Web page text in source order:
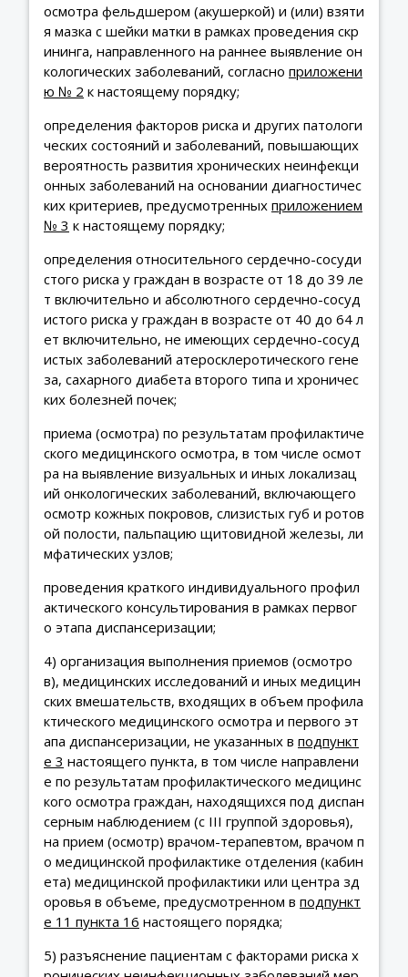
осмотра фельдшером (акушеркой) и (или) взяти
я мазка с шейки матки в рамках проведения скр
ининга, направленного на раннее выявление он
кологических заболеваний, согласно приложени
ю № 2 к настоящему порядку;
определения факторов риска и других патологи
ческих состояний и заболеваний, повышающих
вероятность развития хронических неинфекци
онных заболеваний на основании диагностичес
ких критериев, предусмотренных приложением
№ 3 к настоящему порядку;
определения относительного сердечно-сосуди
стого риска у граждан в возрасте от 18 до 39 ле
т включительно и абсолютного сердечно-сосуд
истого риска у граждан в возрасте от 40 до 64 л
ет включительно, не имеющих сердечно-сосуд
истых заболеваний атеросклеротического гене
за, сахарного диабета второго типа и хроничес
ких болезней почек;
приема (осмотра) по результатам профилактиче
ского медицинского осмотра, в том числе осмот
ра на выявление визуальных и иных локализац
ий онкологических заболеваний, включающего
осмотр кожных покровов, слизистых губ и ротов
ой полости, пальпацию щитовидной железы, ли
мфатических узлов;
проведения краткого индивидуального профил
актического консультирования в рамках первог
о этапа диспансеризации;
4) организация выполнения приемов (осмотро
в), медицинских исследований и иных медицин
ских вмешательств, входящих в объем профила
ктического медицинского осмотра и первого эт
апа диспансеризации, не указанных в подпункт
е 3 настоящего пункта, в том числе направлени
е по результатам профилактического медицинс
кого осмотра граждан, находящихся под диспан
серным наблюдением (с III группой здоровья),
на прием (осмотр) врачом-терапевтом, врачом п
о медицинской профилактике отделения (кабин
ета) медицинской профилактики или центра зд
оровья в объеме, предусмотренном в подпункт
е 11 пункта 16 настоящего порядка;
5) разъяснение пациентам с факторами риска х